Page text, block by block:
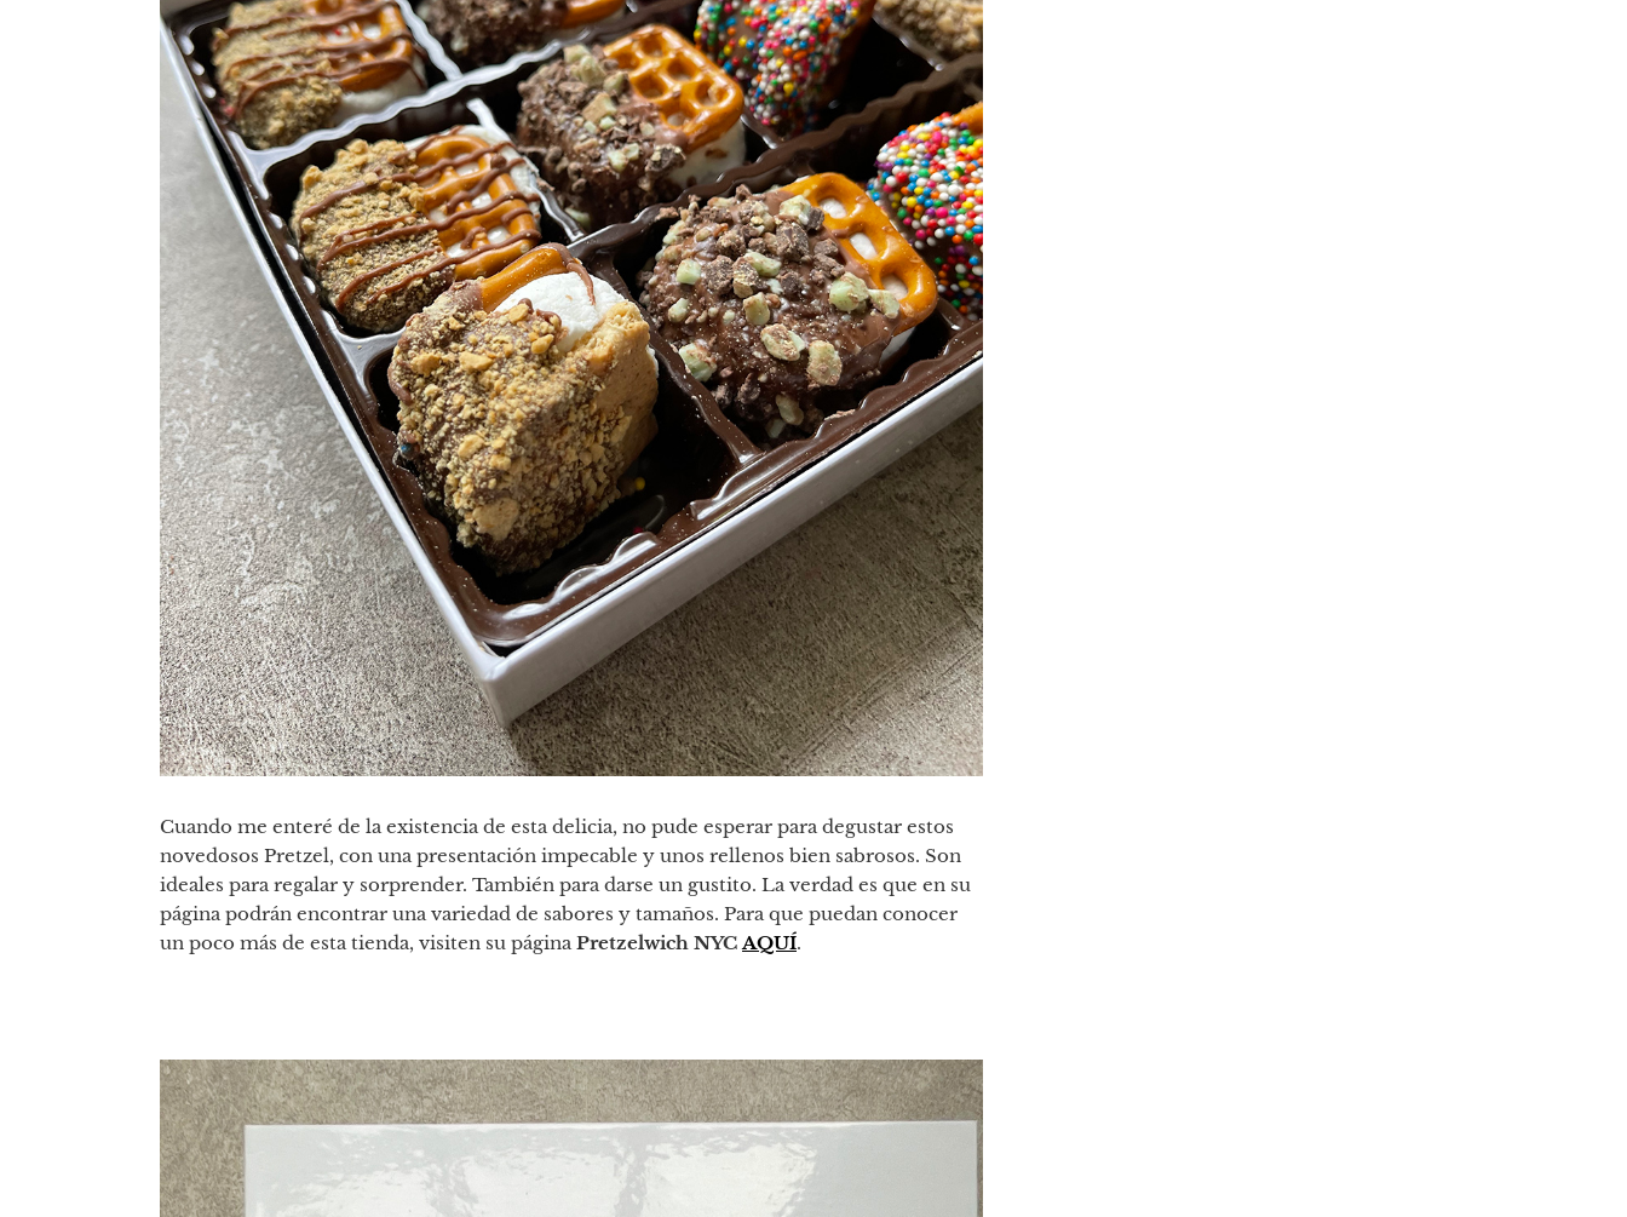
Cuando me enteré de la existencia de esta delicia, no pude esperar para degustar estos
novedosos Pretzel, con una presentación impecable y unos rellenos bien sabrosos. Son
ideales para regalar y sorprender. También para darse un gustito. La verdad es que en su
página podrán encontrar una variedad de sabores y tamaños. Para que puedan conocer
un poco más de esta tienda, visiten su página Pretzelwich NYC AQUÍ.